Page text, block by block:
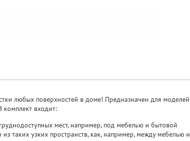
любых поверхностей в доме! Предназначен для моделей
комплект входит:
мест, например, под мебелью и бытовой
таких узких пространств, как, например, между мебелью и